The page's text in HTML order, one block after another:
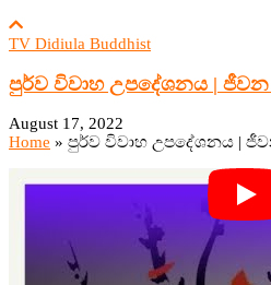
TV Didiula Buddhist
පුර්ව විවාහ උපදේශනය | ජීවන
August 17, 2022
Home » පුර්ව විවාහ උපදේශනය |